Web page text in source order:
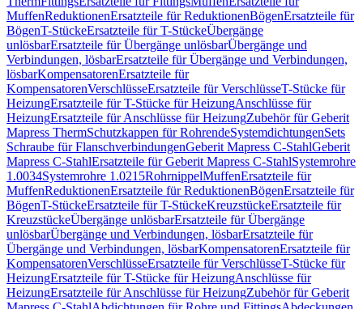
MuffenReduktionenErsatzteile für ReduktionenBögenErsatzteile für
BögenT-StückeErsatzteile für T-StückeÜbergänge
unlösbarErsatzteile für Übergänge unlösbarÜbergänge und
Verbindungen, lösbarErsatzteile für Übergänge und Verbindungen,
lösbarKompensatorenErsatzteile für
KompensatorenVerschlüsseErsatzteile für VerschlüsseT-Stücke für
HeizungErsatzteile für T-Stücke für HeizungAnschlüsse für
HeizungErsatzteile für Anschlüsse für HeizungZubehör für Geberit
Mapress ThermSchutzkappen für RohrendeSystemdichtungenSets
Schraube für FlanschverbindungenGeberit Mapress C-StahlGeberit
Mapress C-StahlErsatzteile für Geberit Mapress C-StahlSystemrohre
1.0034Systemrohre 1.0215RohrnippelMuffenErsatzteile für
MuffenReduktionenErsatzteile für ReduktionenBögenErsatzteile für
BögenT-StückeErsatzteile für T-StückeKreuzstückeErsatzteile für
KreuzstückeÜbergänge unlösbarErsatzteile für Übergänge
unlösbarÜbergänge und Verbindungen, lösbarErsatzteile für
Übergänge und Verbindungen, lösbarKompensatorenErsatzteile für
KompensatorenVerschlüsseErsatzteile für VerschlüsseT-Stücke für
HeizungErsatzteile für T-Stücke für HeizungAnschlüsse für
HeizungErsatzteile für Anschlüsse für HeizungZubehör für Geberit